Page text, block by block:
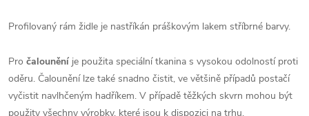
Profilovaný rám židle je nastříkán práškovým lakem stříbrné barvy.
Pro čalounění je použita speciální tkanina s vysokou odolností proti
oděru. Čalounění lze také snadno čistit, ve většině případů postačí
vyčistit navlhčeným hadříkem. V případě těžkých skvrn mohou být
použity všechny výrobky, které jsou k dispozici na trhu.